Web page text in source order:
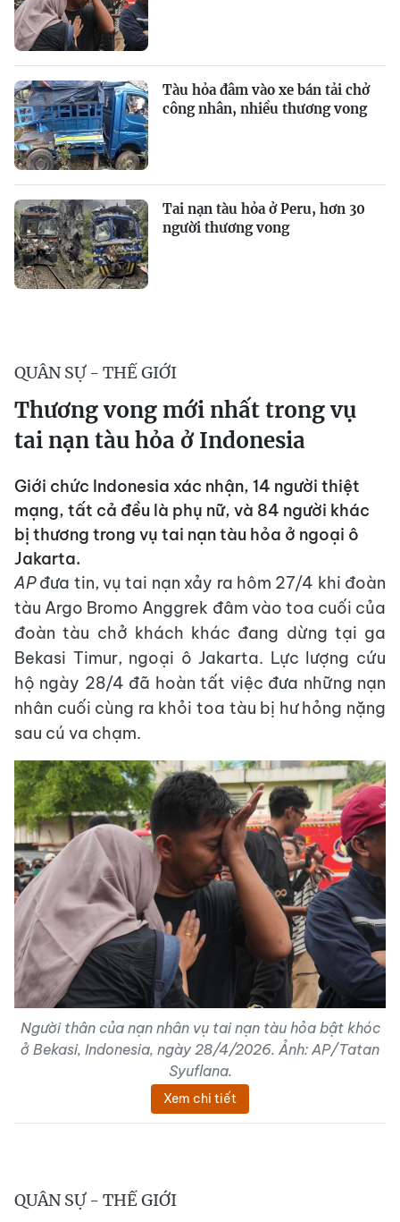
Tàu hỏa đâm vào xe bán tải chở
công nhân, nhiều thương vong
Tai nạn tàu hỏa ở Peru, hơn 30
người thương vong
QUÂN SỰ - THẾ GIỚI
Thương vong mới nhất trong vụ
tai nạn tàu hỏa ở Indonesia
Giới chức Indonesia xác nhận, 14 người thiệt
mạng, tất cả đều là phụ nữ, và 84 người khác
bị thương trong vụ tai nạn tàu hỏa ở ngoại ô
Jakarta.
APđưa tin, vụ tai nạn xảy ra hôm 27/4 khi đoàn
tàu Argo Bromo Anggrek đâm vào toa cuối của
đoàn tàu chở khách khác đang dừng tại ga
Bekasi Timur, ngoại ô Jakarta. Lực lượng cứu
hộ ngày 28/4 đã hoàn tất việc đưa những nạn
nhân cuối cùng ra khỏi toa tàu bị hư hỏng nặng
sau cú va chạm.
Người thân của nạn nhân vụ tai nạn tàu hỏa bật khóc
ở Bekasi, Indonesia, ngày 28/4/2026. Ảnh: AP/Tatan
Syuflana.
Xem chi tiết
QUÂN SỰ - THẾ GIỚI